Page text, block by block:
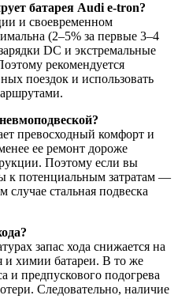
батарея Audi e-tron?
и своевременном
(2–5% за первые 3–4
DC и экстремальные
рекомендуется
поездок и использовать
превосходный комфорт и
ее ремонт дороже
Поэтому если вы
к потенциальным затратам —
стальная подвеска
запас хода снижается на
и химии батареи. В то же
и предпускового подогрева
Следовательно, наличие